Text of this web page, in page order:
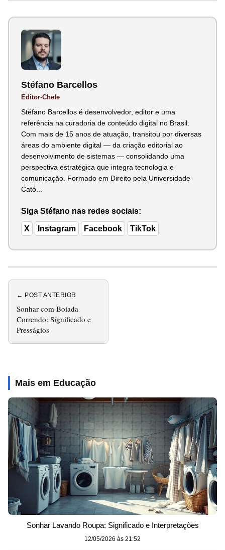
Stéfano Barcellos
Editor-Chefe
Stéfano Barcellos é desenvolvedor, editor e uma
referência na curadoria de conteúdo digital no Brasil.
Com mais de 15 anos de atuação, transitou por diversas
áreas do ambiente digital — da criação editorial ao
desenvolvimento de sistemas — consolidando uma
perspectiva estratégica que integra tecnologia e
comunicação. Formado em Direito pela Universidade
Cató...
Siga Stéfano nas redes sociais:
X Instagram Facebook TikTok
← POST ANTERIOR
Sonhar com Boiada
Correndo: Significado e
Presságios
Mais em Educação
Sonhar Lavando Roupa: Significado e Interpretações
12/05/2026 às 21:52